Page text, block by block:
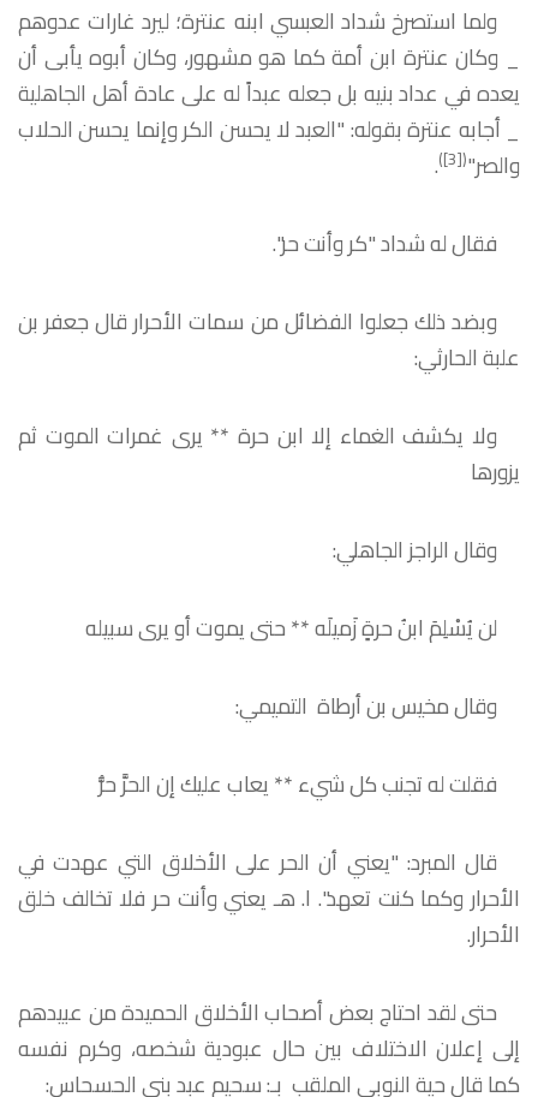
ولما استصرخ شداد العبسي ابنه عنترة؛ ليرد غارات عدوهم
_ وكان عنترة ابن أمة كما هو مشهور، وكان أبوه يأبى أن
يعده في عداد بنيه بل جعله عبداً له على عادة أهل الجاهلية
_ أجابه عنترة بقوله: "العبد لا يحسن الكر وإنما يحسن الحلاب
والصر"(
[3]
)
.
فقال له شداد "كر وأنت حر".
وبضد ذلك جعلوا الفضائل من سمات الأحرار قال جعفر بن
علبة الحارثي:
ولا يكشف الغماء إلا ابن حرة ** يرى غمرات الموت ثم
يزورها
وقال الراجز الجاهلي:
لن يُسْلِمَ ابنُ حرةٍ زَميلَه**حتى يموت أو يرى سبيله
وقال مخيس بن أرطاة التميمي:
فقلت له تجنب كل شيء**يعاب عليك إن الحرَّ حرُّ
قال المبرد: "يعني أن الحر على الأخلاق التي عهدت في
الأحرار وكما كنت تعهد". ا. هـ يعني وأنت حر فلا تخالف خلق
الأحرار.
حتى لقد احتاج بعض أصحاب الأخلاق الحميدة من عبيدهم
إلى إعلان الاختلاف بين حال عبودية شخصه، وكرم نفسه
كما قال حية النوبي الملقب بـ: سحيم عبد بني الحسحاس: